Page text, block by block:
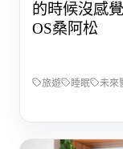
的時候沒感
OS桑阿松
旅遊 睡眠 未來